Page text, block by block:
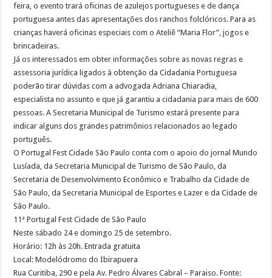
feira, o evento trará oficinas de azulejos portugueses e de dança
portuguesa antes das apresentações dos ranchos folclóricos. Para as
crianças haverá oficinas especiais com o Ateliê “Maria Flor”, jogos e
brincadeiras.
Já os interessados em obter informações sobre as novas regras e
assessoria jurídica ligados à obtenção da Cidadania Portuguesa
poderão tirar dúvidas com a advogada Adriana Chiaradia,
especialista no assunto e que já garantiu a cidadania para mais de 600
pessoas. A Secretaria Municipal de Turismo estará presente para
indicar alguns dos grandes patrimônios relacionados ao legado
português.
O Portugal Fest Cidade São Paulo conta com o apoio do jornal Mundo
Lusíada, da Secretaria Municipal de Turismo de São Paulo, da
Secretaria de Desenvolvimento Econômico e Trabalho da Cidade de
São Paulo, da Secretaria Municipal de Esportes e Lazer e da Cidade de
São Paulo.
11ª Portugal Fest Cidade de São Paulo
Neste sábado 24 e domingo 25 de setembro.
Horário: 12h às 20h. Entrada gratuita
Local: Modelódromo do Ibirapuera
Rua Curitiba, 290 e pela Av. Pedro Álvares Cabral – Paraiso. Fonte: